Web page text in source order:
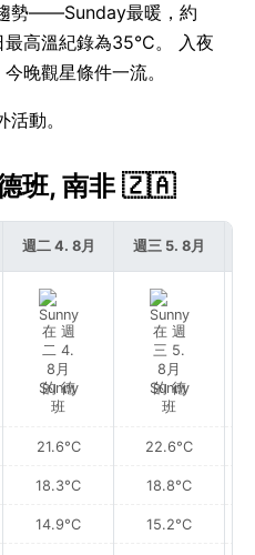
勢——Sunday最暖，約
高溫紀錄為35°C。 入夜
晚觀星條件一流。
動。
班, 南非 🇿🇦
週二 4. 8月
Sunny
21.6°C
18.3°C
14.9°C
週三 5. 8月
Sunny
22.6°C
18.8°C
15.2°C